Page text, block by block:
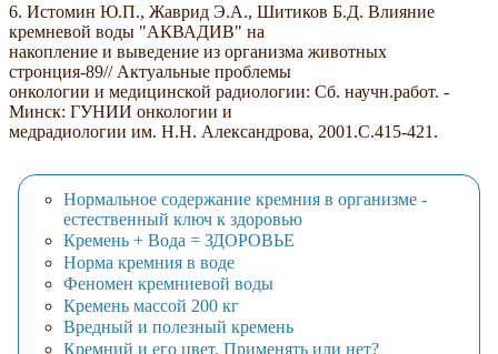
6. Истомин Ю.П., Жаврид Э.А., Шитиков Б.Д. Влияние
кремневой воды "АКВАДИВ" на
накопление и выведение из организма животных
стронция-89// Актуальные проблемы
онкологии и медицинской радиологии: Сб. научн.работ. -
Минск: ГУНИИ онкологии и
медрадиологии им. Н.Н. Александрова, 2001.С.415-421.
Нормальное содержание кремния в организме -
естественный ключ к здоровью
Кремень + Вода = ЗДОРОВЬЕ
Норма кремния в воде
Феномен кремниевой воды
Кремень массой 200 кг
Вредный и полезный кремень
Кремний и его цвет. Применять или нет?